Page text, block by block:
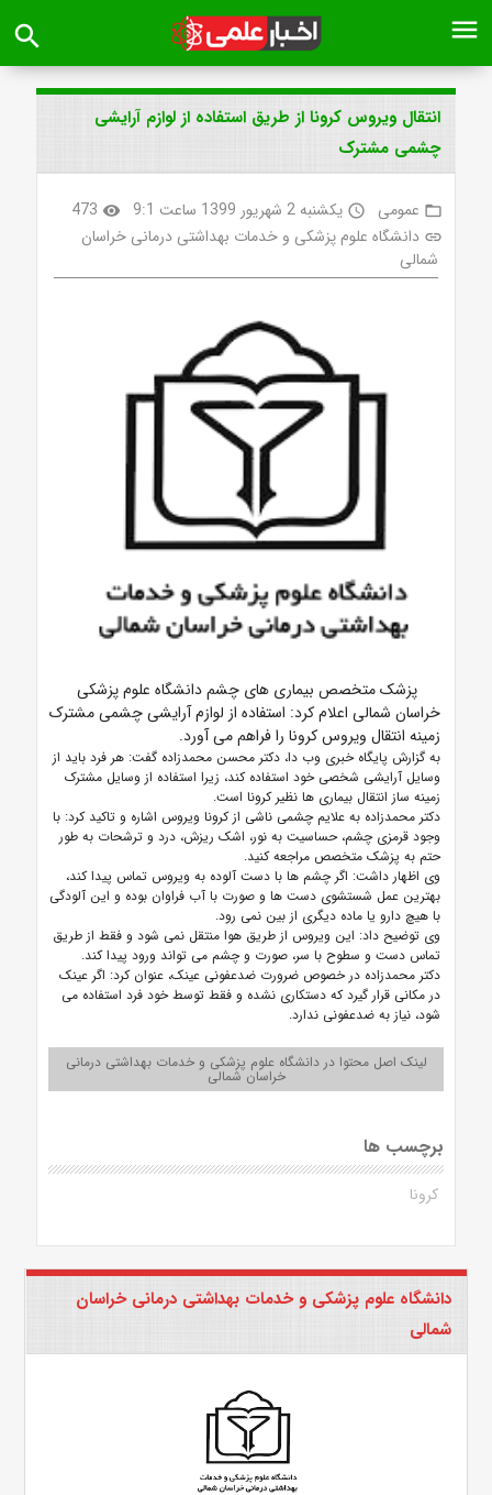
menu
search
انتقال ویروس کرونا از طریق استفاده از لوازم آرایشی
چشمی مشترک
folder_open عمومی access_time یکشنبه 2 شهریور 1399 ساعت 9:1 visibility
473
link دانشگاه علوم پزشکی و خدمات بهداشتی درمانی خراسان
شمالی
پزشک متخصص بیماری های چشم دانشگاه علوم پزشکی
خراسان شمالی اعلام کرد: استفاده از لوازم آرایشی چشمی مشترک
زمینه انتقال ویروس کرونا را فراهم می آورد.
به گزارش پایگاه خبری وب دا، دکتر محسن محمدزاده گفت: هر فرد باید از
وسایل آرایشی شخصی خود استفاده کند، زیرا استفاده از وسایل مشترک
زمینه ساز انتقال بیماری ها نظیر کرونا است.
دکتر محمدزاده به علایم چشمی ناشی از کرونا ویروس اشاره و تاکید کرد: با
وجود قرمزی چشم، حساسیت به نور، اشک ریزش، درد و ترشحات به طور
حتم به پزشک متخصص مراجعه کنید.
وی اظهار داشت: اگر چشم ها با دست آلوده به ویروس تماس پیدا کند،
بهترین عمل شستشوی دست ها و صورت با آب فراوان بوده و این آلودگی
با هیچ دارو یا ماده دیگری از بین نمی رود.
وی توضیح داد: این ویروس از طریق هوا منتقل نمی شود و فقط از طریق
تماس دست و سطوح با سر، صورت و چشم می تواند ورود پیدا کند.
دکتر محمدزاده در خصوص ضرورت ضدعفونی عینک، عنوان کرد: اگر عینک
در مکانی قرار گیرد که دستکاری نشده و فقط توسط خود فرد استفاده می
شود، نیاز به ضدعفونی ندارد.
لینک اصل محتوا در دانشگاه علوم پزشکی و خدمات بهداشتی درمانی
خراسان شمالی
برچسب ها
کرونا
دانشگاه علوم پزشکی و خدمات بهداشتی درمانی خراسان
شمالی